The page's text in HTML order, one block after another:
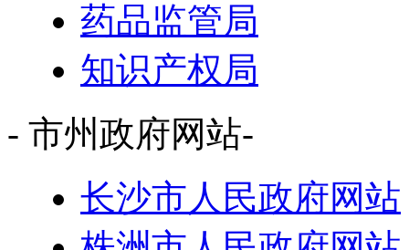
药品监管局
知识产权局
- 市州政府网站-
长沙市人民政府网站